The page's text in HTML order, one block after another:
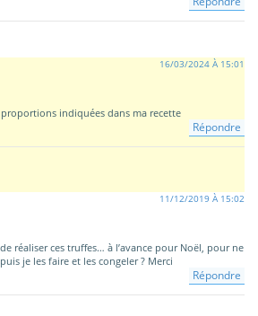
16/03/2024 À 15:01
proportions indiquées dans ma recette
Répondre
11/12/2019 À 15:02
réaliser ces truffes… à l’avance pour Noël, pour ne
je les faire et les congeler ? Merci
Répondre